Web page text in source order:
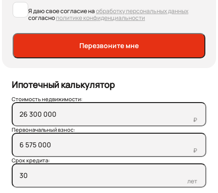
Я даю свое согласие наобработку персональных данных
согласнополитике конфиденциальности
Перезвоните мне
Ипотечный калькулятор
Стоимость недвижимости:
₽
Первоначальный взнос:
₽
Срок кредита:
лет